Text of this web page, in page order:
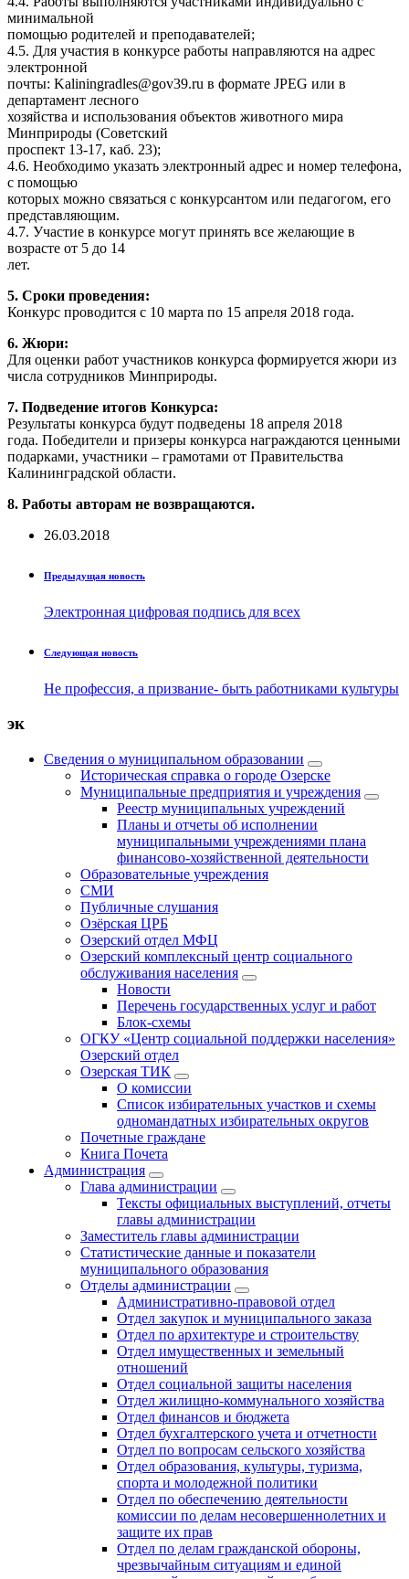
минимальной
помощью родителей и преподавателей;
4.5. Для участия в конкурсе работы направляются на адрес
электронной
почты: Kaliningradles@gov39.ru в формате JPEG или в
департамент лесного
хозяйства и использования объектов животного мира
Минприроды (Советский
проспект 13-17, каб. 23);
4.6. Необходимо указать электронный адрес и номер телефона,
с помощью
которых можно связаться с конкурсантом или педагогом, его
представляющим.
4.7. Участие в конкурсе могут принять все желающие в
возрасте от 5 до 14
лет.
5. Сроки проведения:
Конкурс проводится с 10 марта по 15 апреля 2018 года.
6. Жюри:
Для оценки работ участников конкурса формируется жюри из
числа сотрудников Минприроды.
7. Подведение итогов Конкурса:
Результаты конкурса будут подведены 18 апреля 2018
года. Победители и призеры конкурса награждаются ценными
подарками, участники – грамотами от Правительства
Калининградской области.
8. Работы авторам не возвращаются.
26.03.2018
Предыдущая новость
Электронная цифровая подпись для всех
Следующая новость
Не профессия, а призвание- быть работниками культуры
эк
Сведения о муниципальном образовании
Историческая справка о городе Озерске
Муниципальные предприятия и учреждения
Реестр муниципальных учреждений
Планы и отчеты об исполнении
муниципальными учреждениями плана
финансово-хозяйственной деятельности
Образовательные учреждения
СМИ
Публичные слушания
Озёрская ЦРБ
Озерский отдел МФЦ
Озерский комплексный центр социального
обслуживания населения
Новости
Перечень государственных услуг и работ
Блок-схемы
ОГКУ «Центр социальной поддержки населения»
Озерский отдел
Озерская ТИК
О комиссии
Список избирательных участков и схемы
одномандатных избирательных округов
Почетные граждане
Книга Почета
Администрация
Глава администрации
Тексты официальных выступлений, отчеты
главы администрации
Заместитель главы администрации
Статистические данные и показатели
муниципального образования
Отделы администрации
Административно-правовой отдел
Отдел закупок и муниципального заказа
Отдел по архитектуре и строительству
Отдел имущественных и земельный
отношений
Отдел социальной защиты населения
Отдел жилищно-коммунального хозяйства
Отдел финансов и бюджета
Отдел бухгалтерского учета и отчетности
Отдел по вопросам сельского хозяйства
Отдел образования, культуры, туризма,
спорта и молодежной политики
Отдел по обеспечению деятельности
комиссии по делам несовершеннолетних и
защите их прав
Отдел по делам гражданской обороны,
чрезвычайным ситуациям и единой